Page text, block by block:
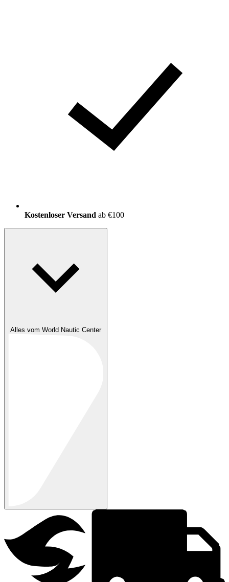
Kostenloser Versand ab €100
Alles vom World Nautic Center